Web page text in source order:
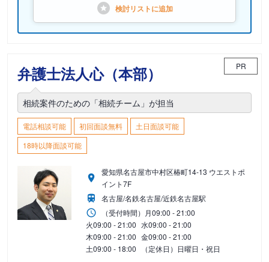
検討リストに追加
弁護士法人心（本部） PR
相続案件のための「相続チーム」が担当
電話相談可能 初回面談無料
土日面談可能
18時以降面談可能
愛知県名古屋市中村区椿町14-13 ウエストポ
イント7F
名古屋/名鉄名古屋/近鉄名古屋駅
（受付時間） 月09:00 - 21:00
火09:00 - 21:00 水09:00 - 21:00
木09:00 - 21:00 金09:00 - 21:00
土09:00 - 18:00 （定休日）日曜日・祝日